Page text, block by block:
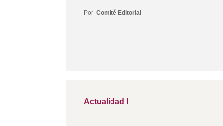
Por Comité Editorial
Actualidad I